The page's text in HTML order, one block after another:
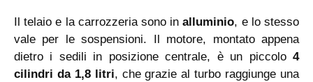
Il telaio e la carrozzeria sono inalluminio, e lo stesso
vale per le sospensioni. Il motore, montato appena
dietro i sedili in posizione centrale, è un piccolo 4
cilindri da 1,8 litri, che grazie al turbo raggiunge una